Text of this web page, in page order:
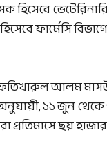
ফার্মেসি
ইফতিখারুল আলম
১১ জুন থেকে
প্রতিমাসে ছয়